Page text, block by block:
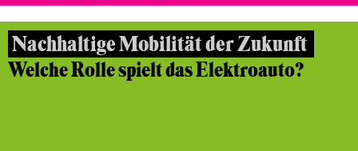
Nachhaltige Mobilität der Zukunft
Welche Rolle spielt das Elektroauto?